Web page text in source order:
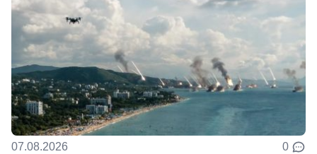
07.08.2026 0